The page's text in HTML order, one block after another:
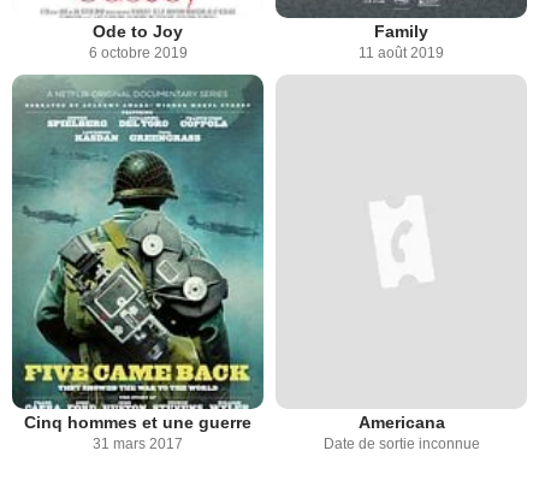
Ode to Joy
6 octobre 2019
Family
11 août 2019
Cinq hommes et une guerre
31 mars 2017
Americana
Date de sortie inconnue